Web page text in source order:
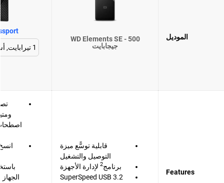
الموديل
WD Elements SE - 500
جيجابايت
Features
قابلية توسًّع ميزة
التوصيل والتشغيل
برنامج2 لإدارة الأجهزة
SuperSpeed USB 3.2